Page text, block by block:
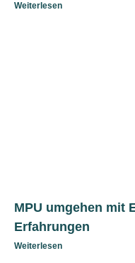
Weiterlesen
MPU umgehen mit
Erfahrungen
Weiterlesen